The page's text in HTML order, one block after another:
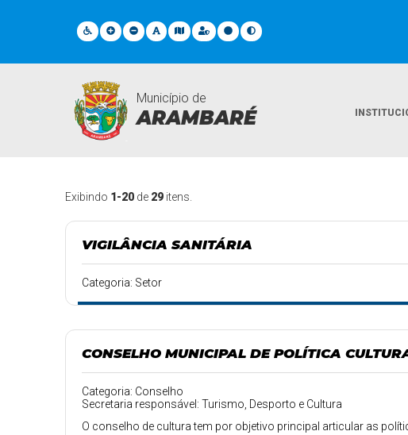
Município de
ARAMBARÉ
Departamentos
Exibindo 1-20 de 29 itens.
VIGILÂNCIA SANITÁRIA
Categoria: Setor
CONSELHO MUNICIPAL DE POLÍTICA
Categoria: Conselho
Secretaria responsável: Turismo, Desporto e Cultura
O conselho de cultura tem por objetivo principal articular as